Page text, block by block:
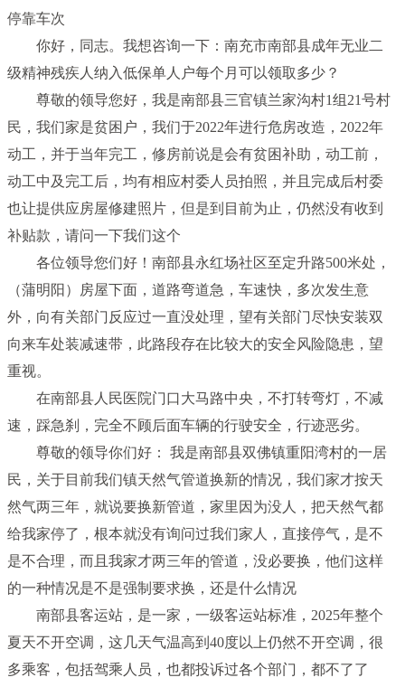
停靠车次
你好，同志。我想咨询一下：南充市南部县成年无业二
级精神残疾人纳入低保单人户每个月可以领取多少？
尊敬的领导您好，我是南部县三官镇兰家沟村1组21号村
民，我们家是贫困户，我们于2022年进行危房改造，2022年
动工，并于当年完工，修房前说是会有贫困补助，动工前，
动工中及完工后，均有相应村委人员拍照，并且完成后村委
也让提供应房屋修建照片，但是到目前为止，仍然没有收到
补贴款，请问一下我们这个
各位领导您们好！南部县永红场社区至定升路500米处，
（蒲明阳）房屋下面，道路弯道急，车速快，多次发生意
外，向有关部门反应过一直没处理，望有关部门尽快安装双
向来车处装减速带，此路段存在比较大的安全风险隐患，望
重视。
在南部县人民医院门口大马路中央，不打转弯灯，不减
速，踩急刹，完全不顾后面车辆的行驶安全，行迹恶劣。
尊敬的领导你们好： 我是南部县双佛镇重阳湾村的一居
民，关于目前我们镇天然气管道换新的情况，我们家才按天
然气两三年，就说要换新管道，家里因为没人，把天然气都
给我家停了，根本就没有询问过我们家人，直接停气，是不
是不合理，而且我家才两三年的管道，没必要换，他们这样
的一种情况是不是强制要求换，还是什么情况
南部县客运站，是一家，一级客运站标准，2025年整个
夏天不开空调，这几天气温高到40度以上仍然不开空调，很
多乘客，包括驾乘人员，也都投诉过各个部门，都不了了